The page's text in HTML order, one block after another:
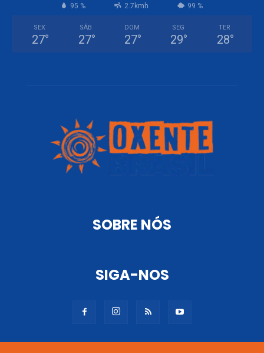
95 % 2.7kmh 99 %
SEX
27°
SÁB
27°
DOM
27°
SEG
29°
TER
28°
SOBRE NÓS
SIGA-NOS